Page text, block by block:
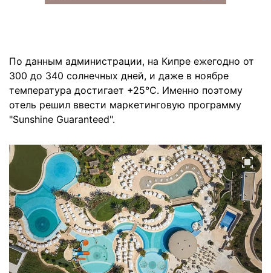
По данным администрации, на Кипре ежегодно от
300 до 340 солнечных дней, и даже в ноябре
температура достигает +25°C. Именно поэтому
отель решил ввести маркетинговую программу
"Sunshine Guaranteed".